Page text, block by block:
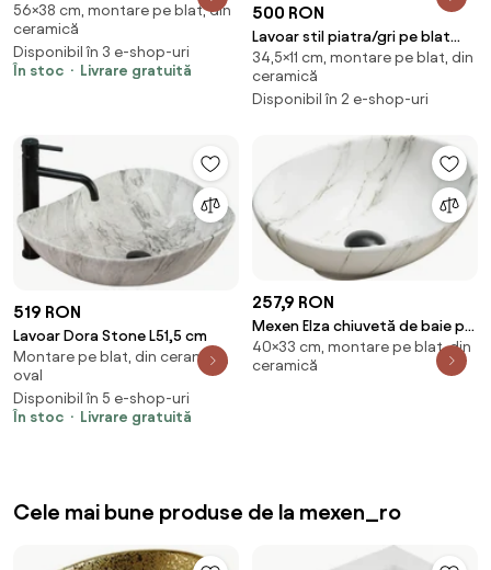
56×38 cm, montare pe blat, din
ceramică
Disponibil în 3 e-shop-uri
În stoc
Livrare gratuită
500 RON
Lavoar stil piatra/gri pe blat
Rea Sofia 41 cm
34,5×11 cm, montare pe blat, din
ceramică
Disponibil în 2 e-shop-uri
519 RON
Lavoar Dora Stone L51,5 cm
Montare pe blat, din ceramică,
oval
Disponibil în 5 e-shop-uri
În stoc
Livrare gratuită
257,9 RON
Mexen Elza chiuvetă de baie pe
blat 40 x 33 cm, piatră albă -
21014091
40×33 cm, montare pe blat, din
ceramică
Cele mai bune produse de la mexen_ro